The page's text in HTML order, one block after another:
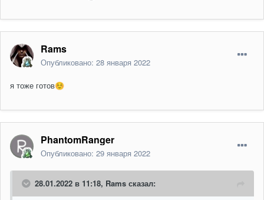
Rams
Опубликовано: 28 января 2022
я тоже готов☺️
PhantomRanger
Опубликовано: 29 января 2022
28.01.2022 в 11:18, Rams сказал: